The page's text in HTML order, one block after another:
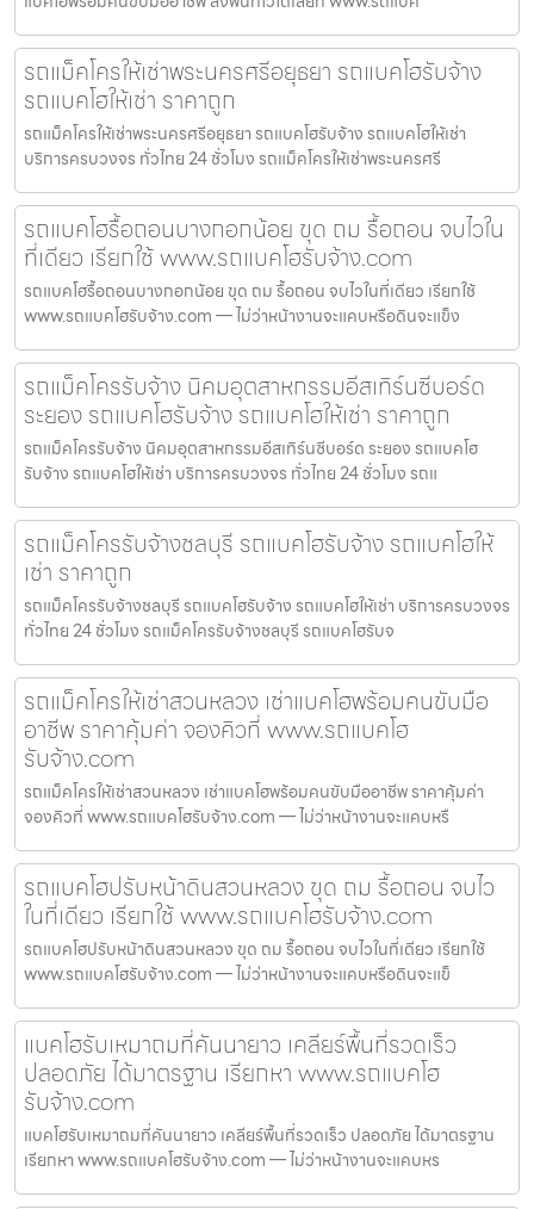
รถแม็คโครให้เช่าพระนครศรีอยุธยา รถแบคโฮรับจ้าง
รถแบคโฮให้เช่า ราคาถูก
รถแม็คโครให้เช่าพระนครศรีอยุธยา รถแบคโฮรับจ้าง รถแบคโฮให้เช่า
บริการครบวงจร ทั่วไทย 24 ชั่วโมง รถแม็คโครให้เช่าพระนครศรี
รถแบคโฮรื้อถอนบางกอกน้อย ขุด ถม รื้อถอน จบไวใน
ที่เดียว เรียกใช้ www.รถแบคโฮรับจ้าง.com
รถแบคโฮรื้อถอนบางกอกน้อย ขุด ถม รื้อถอน จบไวในที่เดียว เรียกใช้
www.รถแบคโฮรับจ้าง.com — ไม่ว่าหน้างานจะแคบหรือดินจะแข็ง
รถแม็คโครรับจ้าง นิคมอุตสาหกรรมอีสเทิร์นซีบอร์ด
ระยอง รถแบคโฮรับจ้าง รถแบคโฮให้เช่า ราคาถูก
รถแม็คโครรับจ้าง นิคมอุตสาหกรรมอีสเทิร์นซีบอร์ด ระยอง รถแบคโฮ
รับจ้าง รถแบคโฮให้เช่า บริการครบวงจร ทั่วไทย 24 ชั่วโมง รถแ
รถแม็คโครรับจ้างชลบุรี รถแบคโฮรับจ้าง รถแบคโฮให้
เช่า ราคาถูก
รถแม็คโครรับจ้างชลบุรี รถแบคโฮรับจ้าง รถแบคโฮให้เช่า บริการครบวงจร
ทั่วไทย 24 ชั่วโมง รถแม็คโครรับจ้างชลบุรี รถแบคโฮรับจ
รถแม็คโครให้เช่าสวนหลวง เช่าแบคโฮพร้อมคนขับมือ
อาชีพ ราคาคุ้มค่า จองคิวที่ www.รถแบคโฮ
รับจ้าง.com
รถแม็คโครให้เช่าสวนหลวง เช่าแบคโฮพร้อมคนขับมืออาชีพ ราคาคุ้มค่า
จองคิวที่ www.รถแบคโฮรับจ้าง.com — ไม่ว่าหน้างานจะแคบหรื
รถแบคโฮปรับหน้าดินสวนหลวง ขุด ถม รื้อถอน จบไว
ในที่เดียว เรียกใช้ www.รถแบคโฮรับจ้าง.com
รถแบคโฮปรับหน้าดินสวนหลวง ขุด ถม รื้อถอน จบไวในที่เดียว เรียกใช้
www.รถแบคโฮรับจ้าง.com — ไม่ว่าหน้างานจะแคบหรือดินจะแข็
แบคโฮรับเหมาถมที่คันนายาว เคลียร์พื้นที่รวดเร็ว
ปลอดภัย ได้มาตรฐาน เรียกหา www.รถแบคโฮ
รับจ้าง.com
แบคโฮรับเหมาถมที่คันนายาว เคลียร์พื้นที่รวดเร็ว ปลอดภัย ได้มาตรฐาน
เรียกหา www.รถแบคโฮรับจ้าง.com — ไม่ว่าหน้างานจะแคบหร